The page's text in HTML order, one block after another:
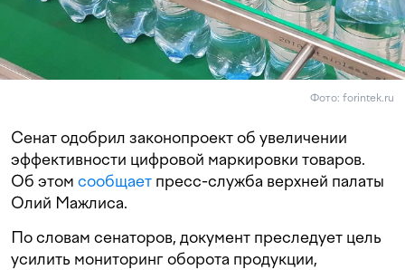
Фото: forintek.ru
Сенат одобрил законопроект об увеличении
эффективности цифровой маркировки товаров.
Об этом сообщает пресс-служба верхней палаты
Олий Мажлиса.
По словам сенаторов, документ преследует цель
усилить мониторинг оборота продукции,